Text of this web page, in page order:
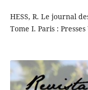
HESS, R. Le journal
Tome I. Paris :